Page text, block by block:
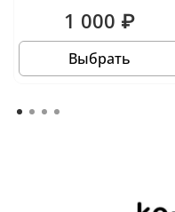
1 000 ₽
Выбрать